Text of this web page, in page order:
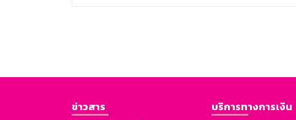
ข่าวสาร
บริการทางการเงิน